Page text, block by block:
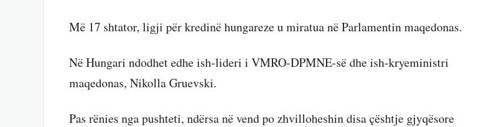
Më 17 shtator, ligji për kredinë hungareze u miratua në Parlamentin maqedonas.
Në Hungari ndodhet edhe ish-lideri i VMRO-DPMNE-së dhe ish-kryeministri
maqedonas, Nikolla Gruevski.
Pas rënies nga pushteti, ndërsa në vend po zhvilloheshin disa çështje gjyqësore